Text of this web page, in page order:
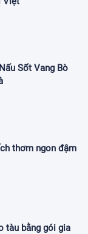
Sốt Vang Bò
thơm ngon đậm
tàu bằng gói gia